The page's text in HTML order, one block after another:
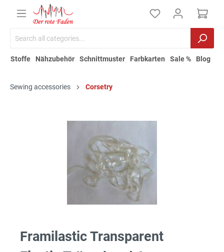
Stoffe Nähzubehör Schnittmuster Farbkarten Sale % Blog
Sewing accessories Corsetry
Framilastic Transparent